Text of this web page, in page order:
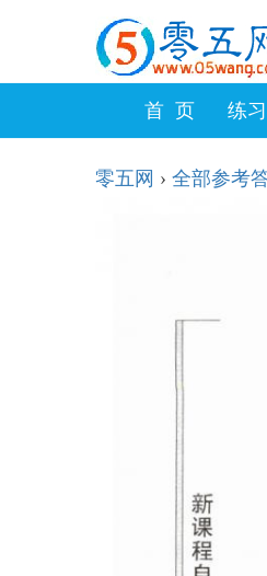
首 页 练
零五网 › 全部参考